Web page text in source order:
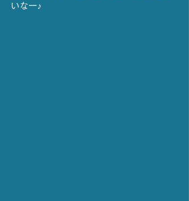
いなー♪